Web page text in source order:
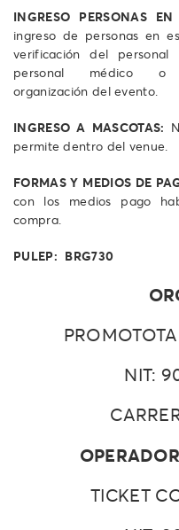
INGRESO PERSONAS
ingreso de personas en
verificación del personal
personal médico
organización del evento.
INGRESO A MASCOTAS:
permite dentro del venue.
FORMAS Y MEDIOS DE
con los medios pago
compra.
PULEP: BRG730
NIT:
TICKET